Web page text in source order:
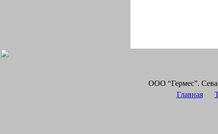
ООО “Гермес”.
Главная